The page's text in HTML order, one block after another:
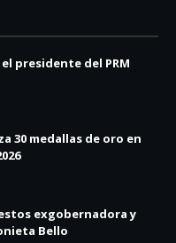
presidente del PRM
30 medallas de oro en
exgobernadora y
Bello